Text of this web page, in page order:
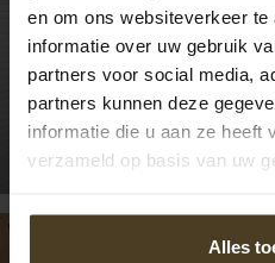
en om ons websiteverkeer
informatie over uw gebruik
partners voor social media,
partners kunnen deze
informatie die u aan ze heeft
verzameld op basis van uw
Alles
Grenen schutting –